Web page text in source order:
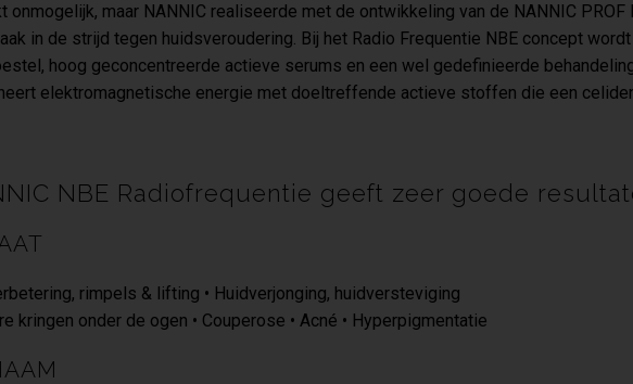
onmogelijk, maar NANNIC realiseerde met de ontwikkeling van de NANNIC PROF
in de strijd tegen huidsveroudering. Bij het Radio Frequentie NBE concept
hoog geconcentreerde actieve serums en een wel gedefinieerde
elektromagnetische energie met doeltreffende actieve stoffen die een
NBE Radiofrequentie geeft zeer goede
rimpels & lifting • Huidverjonging, huidversteviging
kringen onder de ogen • Couperose • Acné • Hyperpigmentatie